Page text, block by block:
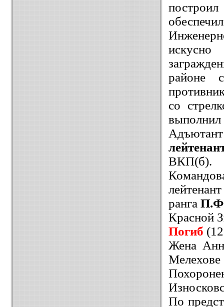
районе
со
выполнил
ВКП(б).
ранга
Красной
Погиб
Жена
Мелехове
По